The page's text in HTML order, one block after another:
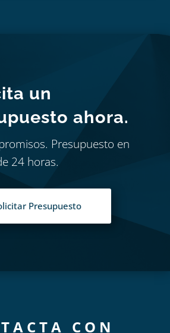
un
ahora.
Presupuesto en
24 horas.
Presupuesto
CON